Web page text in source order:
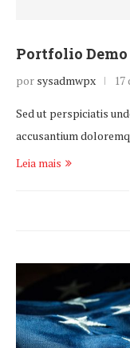
Portfolio Demo
por sysadmwpx 17
Sed ut perspiciatis
accusantium
Leia mais